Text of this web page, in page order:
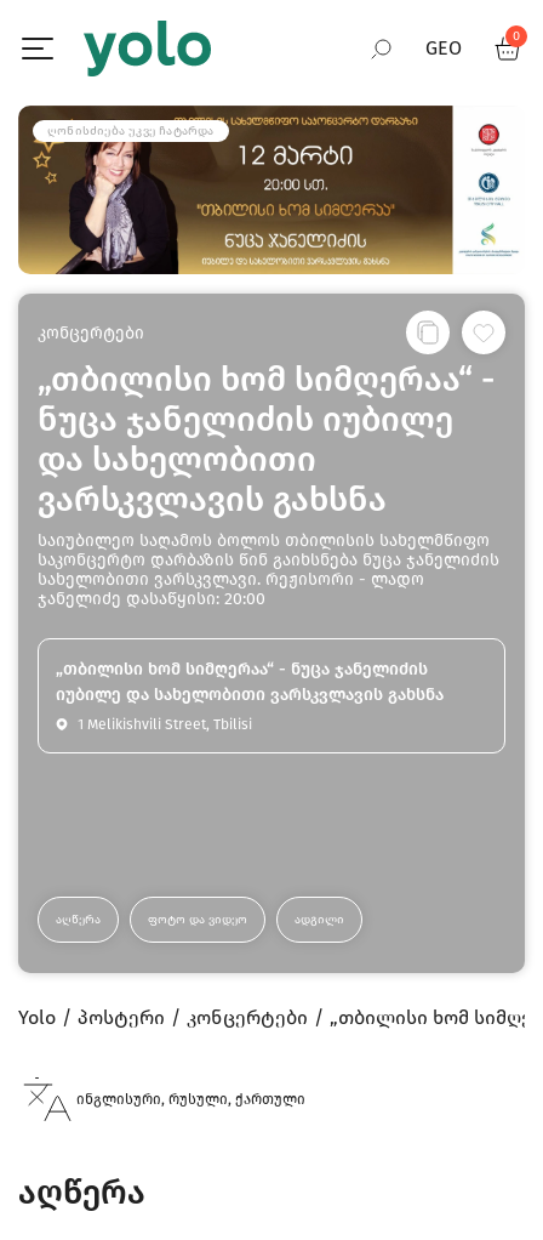
GEO
RUS
0
ᲦᲝᲜᲘᲡᲫᲘᲔᲑᲐ ᲣᲙᲕᲔ ᲩᲐᲢᲐᲠᲓᲐ
კონცერტები
„თბილისი ხომ სიმღერაა“ -
ნუცა ჯანელიძის იუბილე
და სახელობითი
ვარსკვლავის გახსნა
საიუბილეო საღამოს ბოლოს თბილისის სახელმწიფო
საკონცერტო დარბაზის წინ გაიხსნება ნუცა ჯანელიძის
სახელობითი ვარსკვლავი. რეჟისორი - ლადო
ჯანელიძე დასაწყისი: 20:00
„თბილისი ხომ სიმღერაა“ - ნუცა ჯანელიძის
იუბილე და სახელობითი ვარსკვლავის გახსნა
1 Melikishvili Street, Tbilisi
ᲐᲦᲬᲔᲠᲐ ᲤᲝᲢᲝ ᲓᲐ ᲕᲘᲓᲔᲝ ᲐᲓᲒᲘᲚᲘ
Yolo პოსტერი კონცერტები „თბილისი ხომ
ინგლისური, რუსული, ქართული
აღწერა